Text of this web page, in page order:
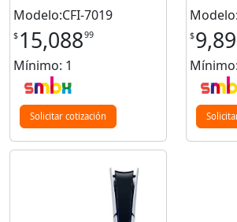
Modelo:CFI-7019
$ 15,08899
Mínimo: 1
Solicitar cotización
$